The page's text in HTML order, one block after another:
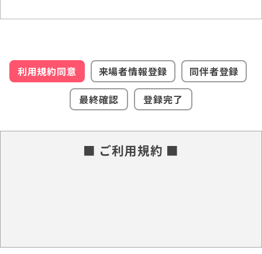
利用規約同意 来場者情報登録
同伴者登録
最終確認
登録完了
■ ご利用規約 ■